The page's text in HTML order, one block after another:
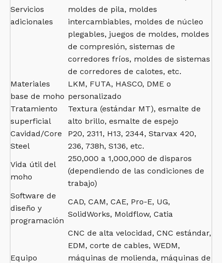
Servicios
adicionales
moldes de pila, moldes
intercambiables, moldes de núcleo
plegables, juegos de moldes, moldes
de compresión, sistemas de
corredores fríos, moldes de sistemas
de corredores de calotes, etc.
Materiales
base de moho
LKM, FUTA, HASCO, DME o
personalizado
Tratamiento
superficial
Textura (estándar MT), esmalte de
alto brillo, esmalte de espejo
Cavidad/Core
Steel
P20, 2311, H13, 2344, Starvax 420,
236, 738h, S136, etc.
Vida útil del
moho
250,000 a 1,000,000 de disparos
(dependiendo de las condiciones de
trabajo)
Software de
diseño y
programación
CAD, CAM, CAE, Pro-E, UG,
SolidWorks, Moldflow, Catia
Equipo
CNC de alta velocidad, CNC estándar,
EDM, corte de cables, WEDM,
máquinas de molienda, máquinas de